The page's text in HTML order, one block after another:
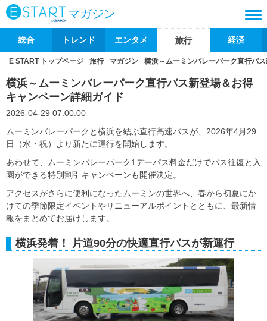
マガジン
総合 トレンド エンタメ 旅行 経済
E START トップページ 旅行 マガジン 横浜～ムーミンバレーパーク直行バ
横浜～ムーミンバレーパーク直行バス新登場＆お得
キャンペーン詳細ガイド
2026-04-29 07:00:00
ムーミンバレーパークと横浜を結ぶ直行高速バスが、2026年4月29
日（水・祝）より新たに運行を開始します。
あわせて、ムーミンバレーパーク1デーパス料金だけでバス往復と入
園ができる特別割引キャンペーンも開催決定。
アクセスがさらに便利になったムーミンの世界へ、春から初夏にか
けての季節限定イベントやリニューアルポイントとともに、最新情
報をまとめてお届けします。
横浜発着！ 片道90分の快適直行バスが新運行